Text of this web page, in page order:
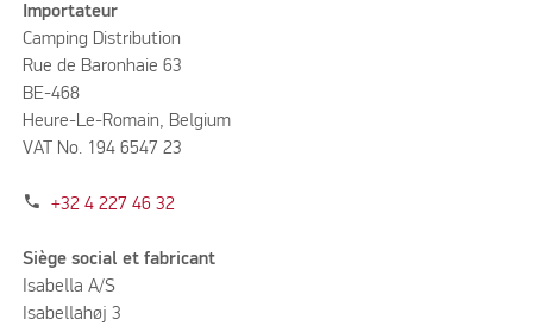
Importateur
Camping Distribution
Rue de Baronhaie 63
BE-468
Heure-Le-Romain, Belgium
VAT No. 194 6547 23
phone +32 4 227 46 32
Siège social et fabricant
Isabella A/S
Isabellahøj 3